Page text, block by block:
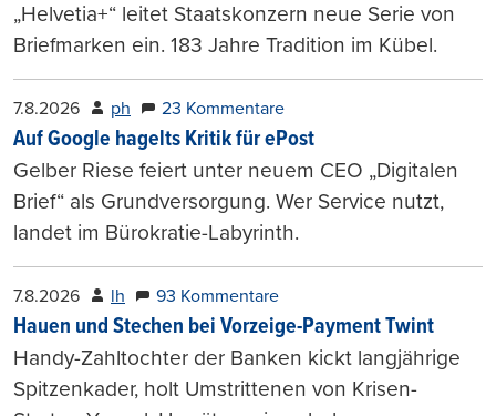
„Helvetia+“ leitet Staatskonzern neue Serie von
Briefmarken ein. 183 Jahre Tradition im Kübel.
7.8.2026 ph 23 Kommentare
Auf Google hagelts Kritik für ePost
Gelber Riese feiert unter neuem CEO „Digitalen
Brief“ als Grundversorgung. Wer Service nutzt,
landet im Bürokratie-Labyrinth.
7.8.2026 lh 93 Kommentare
Hauen und Stechen bei Vorzeige-Payment Twint
Handy-Zahltochter der Banken kickt langjährige
Spitzenkader, holt Umstrittenen von Krisen-